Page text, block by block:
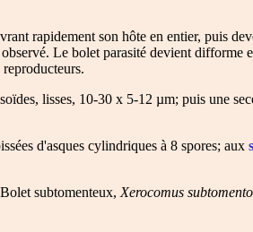
rapidement son hôte en entier, puis
Le bolet parasité devient difforme
lisses, 10-30 x 5-12 µm; puis une
d'asques cylindriques à 8 spores; aux
subtomenteux, Xerocomus